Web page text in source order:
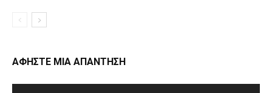
ΑΦΗΣΤΕ ΜΙΑ ΑΠΑΝΤΗΣΗ